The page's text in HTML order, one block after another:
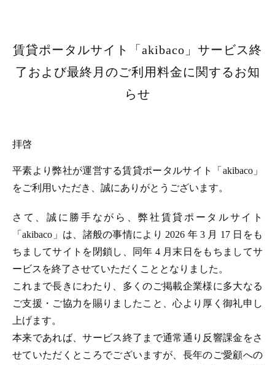
賃貸ポータルサイト「akibaco」サービス終
了および最終月のご利用料金に関するお知
らせ
拝啓
平素より弊社が運営する賃貸ポータルサイト「akibaco」
をご利用いただき、誠にありがとうございます。
さて、誠に勝手ながら、弊社賃貸ポータルサイト
「akibaco」は、諸般の事情により 2026 年 3 月 17 日をも
ちましてサイトを閉鎖し、同年 4 月末日をもちましてサ
ービスを終了させていただくこととなりました。
これまで長きにわたり、多くのご掲載企業様に多大なる
ご支援・ご協力を賜りましたこと、心より厚く御礼申し
上げます。
本来であれば、サービス終了まで通常通り反響課金をさ
せていただくところでございますが、長年のご愛顧への